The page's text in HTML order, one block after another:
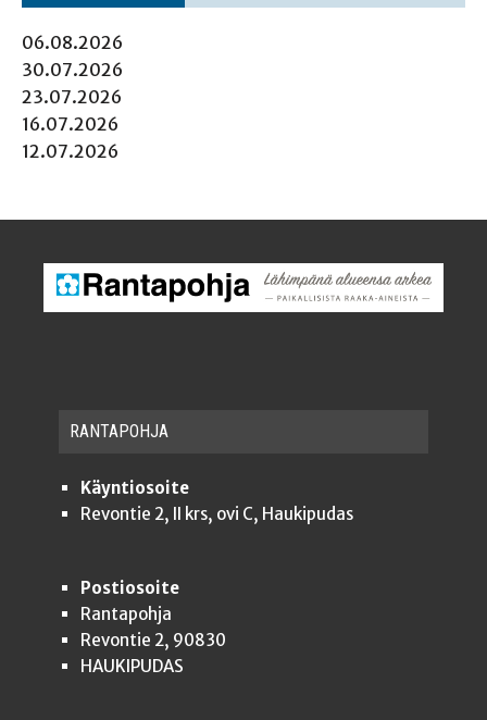
06.08.2026
30.07.2026
23.07.2026
16.07.2026
12.07.2026
RAN­TA­POH­JA
Käyntiosoite
Revontie 2, II krs, ovi C, Haukipudas
Postiosoite
Rantapohja
Revontie 2, 90830
HAUKIPUDAS